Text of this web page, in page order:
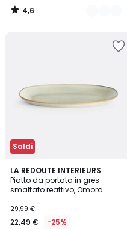
4,6
/
Saldi
LA REDOUTE INTERIEURS
Piatto da portata in gres
smaltato reattivo, Omora
29,99 €
22,49 € -25%